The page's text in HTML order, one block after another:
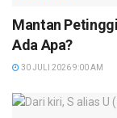
Mantan
Ada Apa?
30 JULI 2026 9:00 AM